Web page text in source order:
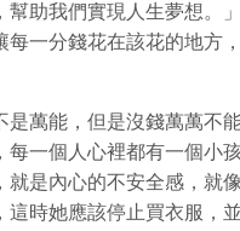
助我們實現人生夢想。
一分錢花在該花的地方
萬能，但是沒錢萬萬不
一個人心裡都有一個小
是內心的不安全感，就
時她應該停止買衣服，